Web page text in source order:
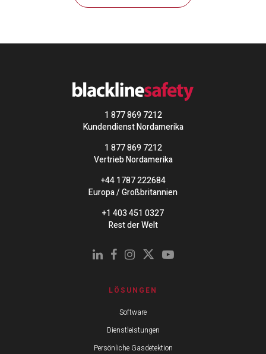
1 877 869 7212
Kundendienst Nordamerika
1 877 869 7212
Vertrieb Nordamerika
+44 1787 222684
Europa / Großbritannien
+1 403 451 0327
Rest der Welt
LÖSUNGEN
Software
Dienstleistungen
Persönliche Gasdetektion